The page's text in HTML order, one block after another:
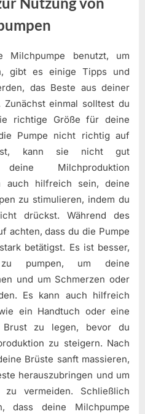
Milchpumpe benutzt, um
gibt es einige Tipps und
das Beste aus deiner
Zunächst einmal solltest du
richtige Größe für deine
Pumpe nicht richtig auf
kann sie nicht gut
Milchproduktion
auch hilfreich sein, deine
zu stimulieren, indem du
drückst. Während des
achten, dass du die Pumpe
betätigst. Es ist besser,
pumpen, um deine
und um Schmerzen oder
Es kann auch hilfreich
ein Handtuch oder eine
Brust zu legen, bevor du
zu steigern. Nach
Brüste sanft massieren,
herauszubringen und um
zu vermeiden. Schließlich
dass deine Milchpumpe